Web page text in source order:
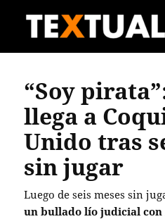
“Soy
llega a
Unido tras
sin jugar
Luego de seis meses sin
un bullado lío judicial con